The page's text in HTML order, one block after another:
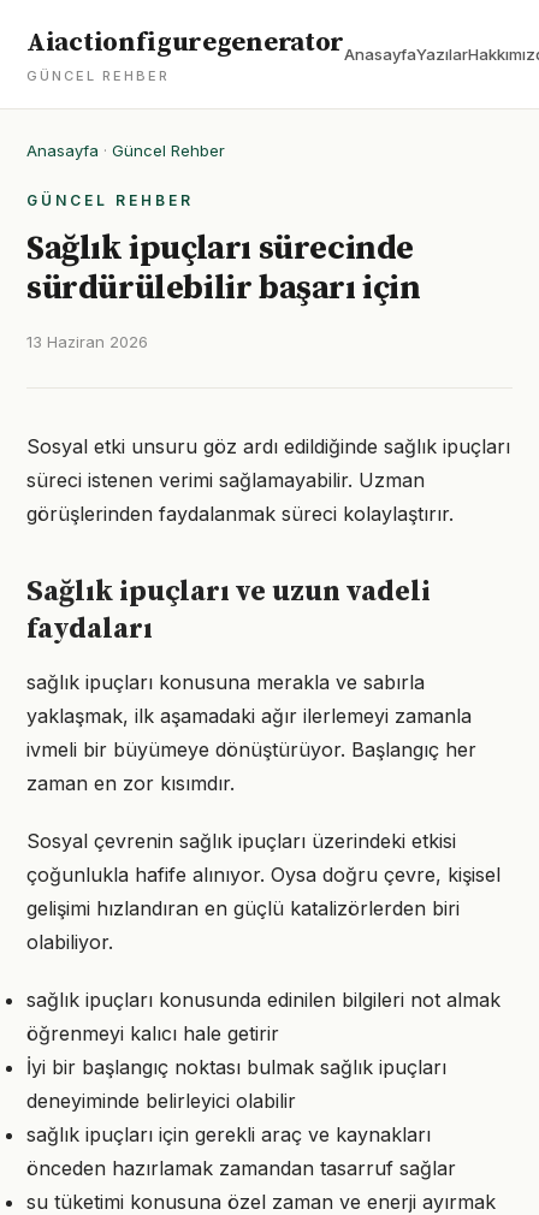
Aiactionfiguregenerator
GÜNCEL REHBER
AnasayfaYazılar
Anasayfa · Güncel Rehber
GÜNCEL REHBER
Sağlık ipuçları sürecinde
sürdürülebilir başarı için
13 Haziran 2026
Sosyal etki unsuru göz ardı edildiğinde sağlık ipuçları
süreci istenen verimi sağlamayabilir. Uzman
görüşlerinden faydalanmak süreci kolaylaştırır.
Sağlık ipuçları ve uzun vadeli
faydaları
sağlık ipuçları konusuna merakla ve sabırla
yaklaşmak, ilk aşamadaki ağır ilerlemeyi zamanla
ivmeli bir büyümeye dönüştürüyor. Başlangıç her
zaman en zor kısımdır.
Sosyal çevrenin sağlık ipuçları üzerindeki etkisi
çoğunlukla hafife alınıyor. Oysa doğru çevre, kişisel
gelişimi hızlandıran en güçlü katalizörlerden biri
olabiliyor.
sağlık ipuçları konusunda edinilen bilgileri not almak
öğrenmeyi kalıcı hale getirir
İyi bir başlangıç noktası bulmak sağlık ipuçları
deneyiminde belirleyici olabilir
sağlık ipuçları için gerekli araç ve kaynakları
önceden hazırlamak zamandan tasarruf sağlar
su tüketimi konusuna özel zaman ve enerji ayırmak